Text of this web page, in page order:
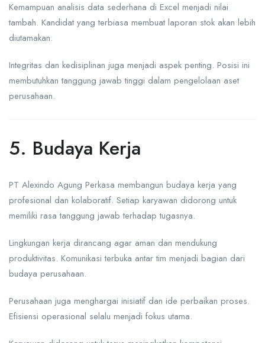
Kemampuan analisis data sederhana di Excel menjadi nilai
tambah. Kandidat yang terbiasa membuat laporan stok akan lebih
diutamakan.
Integritas dan kedisiplinan juga menjadi aspek penting. Posisi ini
membutuhkan tanggung jawab tinggi dalam pengelolaan aset
perusahaan.
5. Budaya Kerja
PT Alexindo Agung Perkasa membangun budaya kerja yang
profesional dan kolaboratif. Setiap karyawan didorong untuk
memiliki rasa tanggung jawab terhadap tugasnya.
Lingkungan kerja dirancang agar aman dan mendukung
produktivitas. Komunikasi terbuka antar tim menjadi bagian dari
budaya perusahaan.
Perusahaan juga menghargai inisiatif dan ide perbaikan proses.
Efisiensi operasional selalu menjadi fokus utama.